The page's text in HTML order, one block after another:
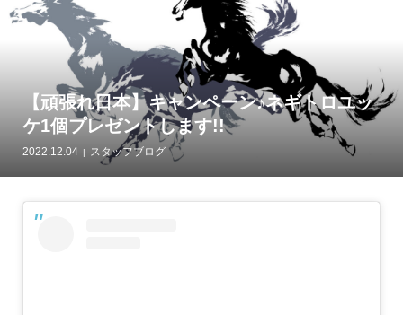
【頑張れ日本】キャンペーン♪ネギトロユッ
ケ1個プレゼントします!!
2022.12.04 スタッフブログ